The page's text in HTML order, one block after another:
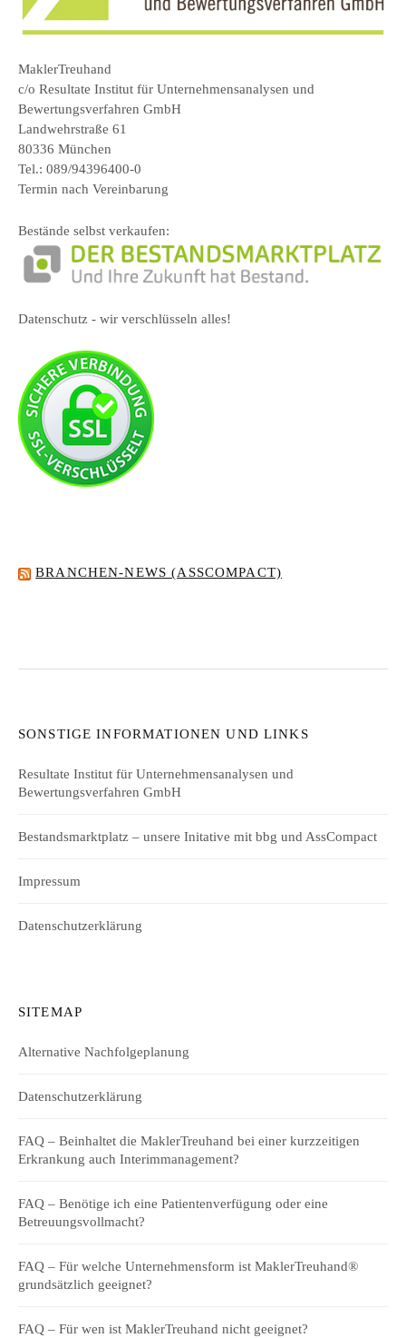
MaklerTreuhand
c/o Resultate Institut für Unternehmensanalysen und
Bewertungsverfahren GmbH
Landwehrstraße 61
80336 München
Tel.: 089/94396400-0
Termin nach Vereinbarung
Bestände selbst verkaufen:
Datenschutz - wir verschlüsseln alles!
BRANCHEN-NEWS (ASSCOMPACT)
SONSTIGE INFORMATIONEN UND LINKS
Resultate Institut für Unternehmensanalysen und
Bewertungsverfahren GmbH
Bestandsmarktplatz – unsere Initative mit bbg und AssCompact
Impressum
Datenschutzerklärung
SITEMAP
Alternative Nachfolgeplanung
Datenschutzerklärung
FAQ – Beinhaltet die MaklerTreuhand bei einer kurzzeitigen
Erkrankung auch Interimmanagement?
FAQ – Benötige ich eine Patientenverfügung oder eine
Betreuungsvollmacht?
FAQ – Für welche Unternehmensform ist MaklerTreuhand®
grundsätzlich geeignet?
FAQ – Für wen ist MaklerTreuhand nicht geeignet?